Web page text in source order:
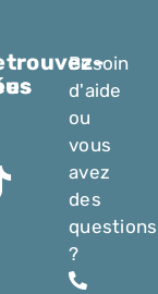
Besoin
d'aide
ou
vous
avez
des
questions
?